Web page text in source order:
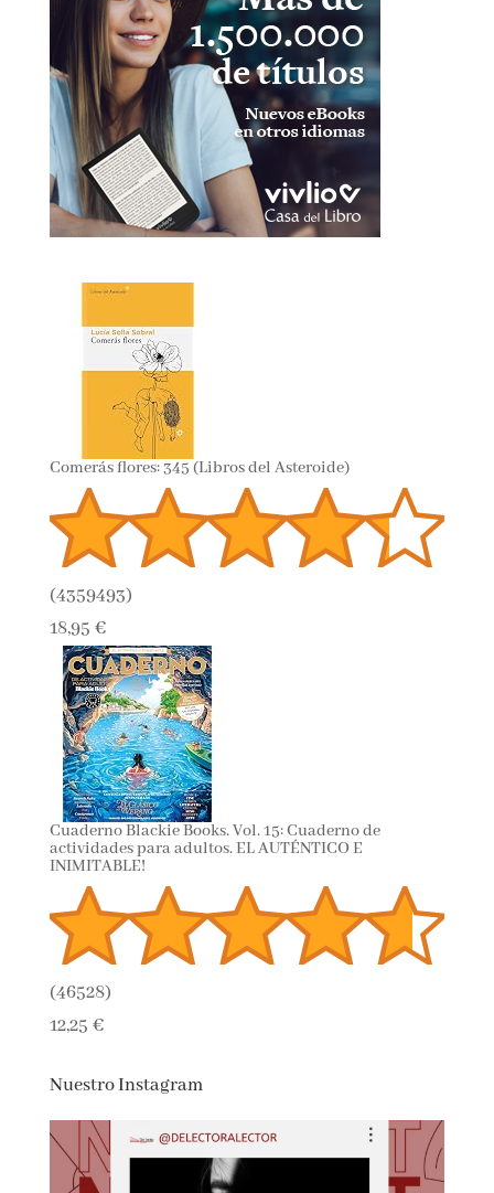
Comerás flores: 345 (Libros del Asteroide)
(4359493)
18,95 €
Cuaderno Blackie Books. Vol. 15: Cuaderno de
actividades para adultos. EL AUTÉNTICO E
INIMITABLE!
(46528)
12,25 €
Nuestro Instagram